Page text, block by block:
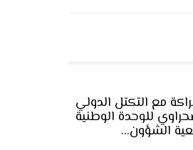
مع التكتل الدولي
للوحدة الوطنية
الشؤون…